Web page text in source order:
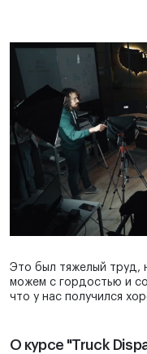
Это был тяжелый труд,
можем с гордостью и со
что у нас получился
О курсе "Truck